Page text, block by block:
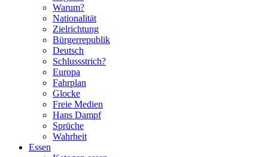
Warum?
Nationalität
Zielrichtung
Bürgerrepublik
Deutsch
Schlussstrich?
Europa
Fahrplan
Glocke
Freie Medien
Hans Dampf
Sprüche
Wahrheit
Essen